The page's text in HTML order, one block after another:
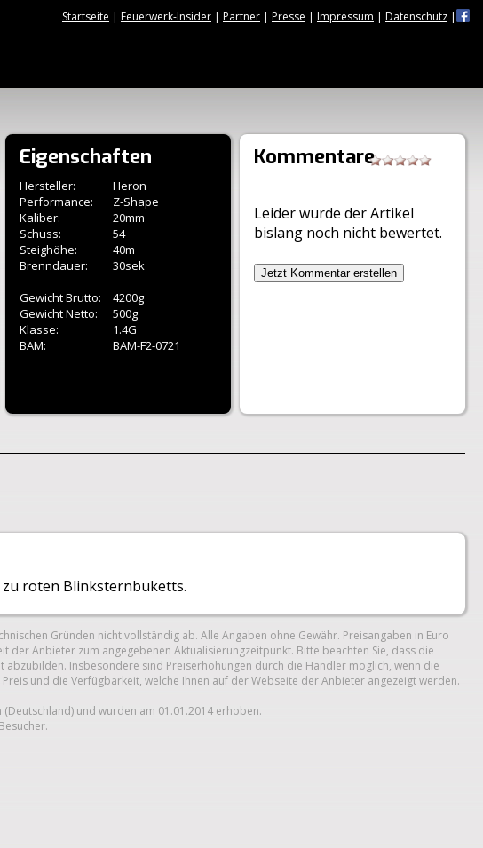
Startseite | Feuerwerk-Insider | Partner | Presse | Impressum | Datenschutz |
Eigenschaften
Hersteller:
Heron
Performance:
Z-Shape
Kaliber:
20mm
Schuss:
54
Steighöhe:
40m
Brenndauer:
30sek
Gewicht Brutto:
4200g
Gewicht Netto:
500g
Klasse:
1.4G
BAM:
BAM-F2-0721
Kommentare
Leider wurde der Artikel
bislang noch nicht bewertet.
Jetzt Kommentar erstellen
zu roten Blinksternbuketts.
Gründen nicht vollständig ab. Alle Angaben ohne Gewähr. Preisangaben in Euro
Anbieter zum angegebenen Aktualisierungzeitpunkt. Bitte beachten Sie, dass die
Insbesondere sind Preiserhöhungen durch die Händler möglich, wenn die
und die Verfügbarkeit, welche Ihnen auf der Webseite der Anbieter angezeigt werden.
und wurden am 01.01.2014 erhoben.